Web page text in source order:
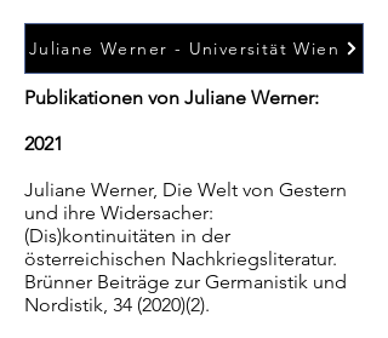
Juliane Werner - Universität Wien
Publikationen von Juliane Werner:
2021
Juliane Werner, Die Welt von Gestern
und ihre Widersacher:
(Dis)kontinuitäten in der
österreichischen Nachkriegsliteratur.
Brünner Beiträge zur Germanistik und
Nordistik, 34 (2020)(2).